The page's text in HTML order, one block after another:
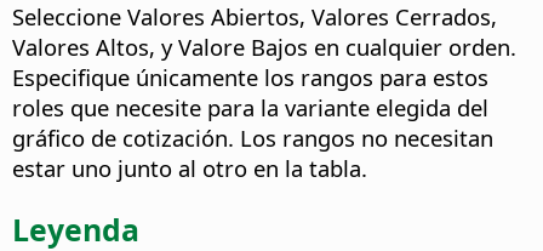
Seleccione Valores Abiertos, Valores Cerrados,
Valores Altos, y Valore Bajos en cualquier orden.
Especifique únicamente los rangos para estos
roles que necesite para la variante elegida del
gráfico de cotización. Los rangos no necesitan
estar uno junto al otro en la tabla.
Leyenda